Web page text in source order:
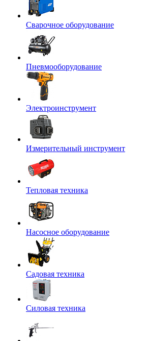
Сварочное оборудование
Пневмооборудование
Электроинструмент
Измерительный инструмент
Тепловая техника
Насосное оборудование
Садовая техника
Силовая техника